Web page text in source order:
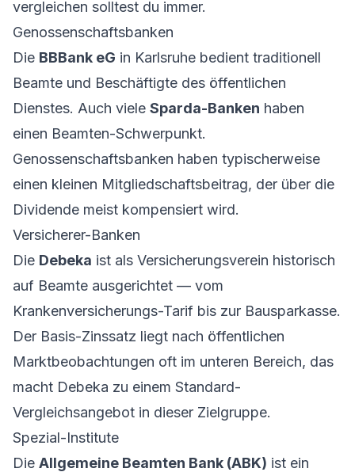
vergleichen solltest du immer.
Genossenschaftsbanken
Die BBBank eG in Karlsruhe bedient traditionell
Beamte und Beschäftigte des öffentlichen
Dienstes. Auch viele Sparda-Banken haben
einen Beamten-Schwerpunkt.
Genossenschaftsbanken haben typischerweise
einen kleinen Mitgliedschaftsbeitrag, der über die
Dividende meist kompensiert wird.
Versicherer-Banken
Die Debeka ist als Versicherungsverein historisch
auf Beamte ausgerichtet — vom
Krankenversicherungs-Tarif bis zur Bausparkasse.
Der Basis-Zinssatz liegt nach öffentlichen
Marktbeobachtungen oft im unteren Bereich, das
macht Debeka zu einem Standard-
Vergleichsangebot in dieser Zielgruppe.
Spezial-Institute
Die Allgemeine Beamten Bank (ABK) ist ein